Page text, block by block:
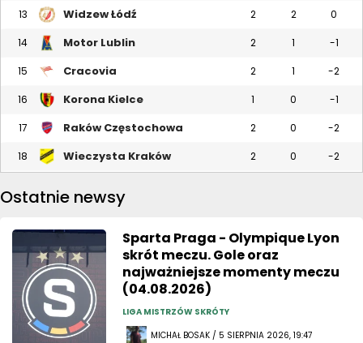
13 Widzew Łódź 2 2 0
14 Motor Lublin 2 1 -1
15 Cracovia 2 1 -2
16 Korona Kielce 1 0 -1
17 Raków Częstochowa 2 0 -2
18 Wieczysta Kraków 2 0 -2
Ostatnie newsy
Sparta Praga - Olympique Lyon
skrót meczu. Gole oraz
najważniejsze momenty meczu
(04.08.2026)
LIGA MISTRZÓW SKRÓTY
MICHAŁ BOSAK / 5 SIERPNIA 2026, 19:47